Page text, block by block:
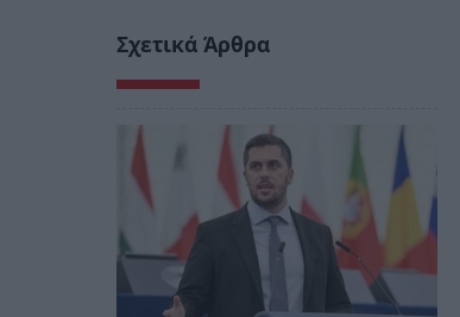
Σχετικά Άρθρα